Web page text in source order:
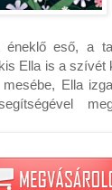
eső, a
Ella is a szívét
Ella